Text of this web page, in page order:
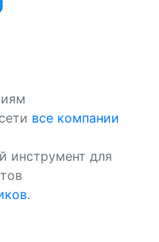
все компании
инструмент для
.